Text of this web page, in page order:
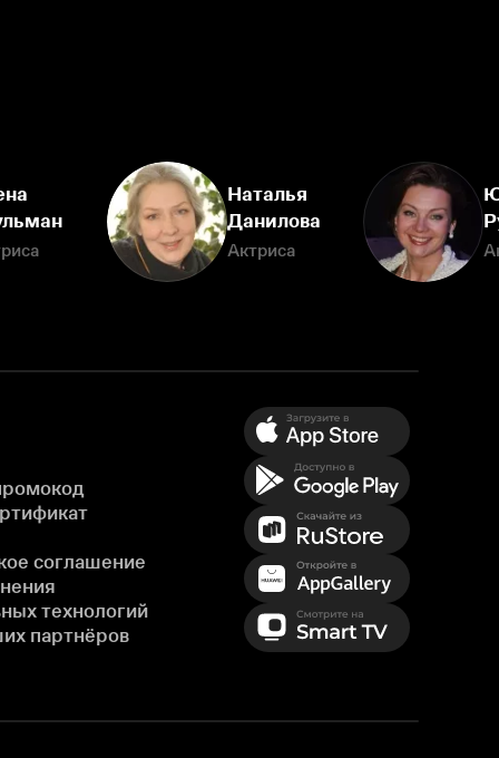
Наталья
Данилова
Актриса
соглашение
технологий
партнёров